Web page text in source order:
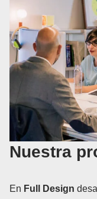
Nuestra
En Full Design